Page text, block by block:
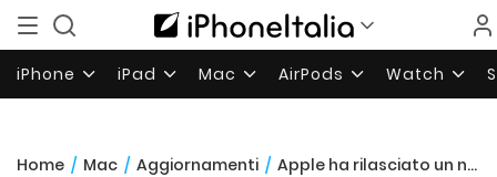
iPhone iPad Mac AirPods Watch
Home / Mac / Aggiornamenti / Apple ha rilasciato un nuovo Recovery Update per OS X El Capitan